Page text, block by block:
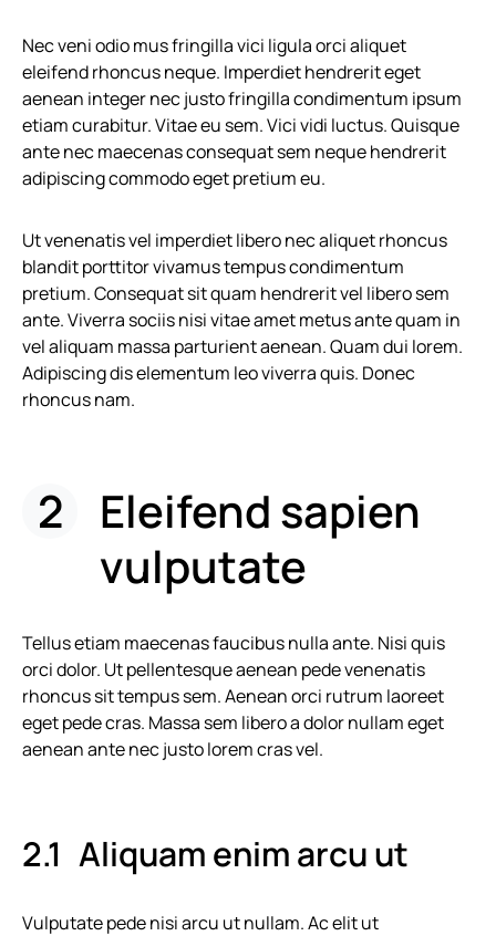
Nec veni odio mus fringilla vici ligula orci aliquet
eleifend rhoncus neque. Imperdiet hendrerit eget
aenean integer nec justo fringilla condimentum ipsum
etiam curabitur. Vitae eu sem. Vici vidi luctus. Quisque
ante nec maecenas consequat sem neque hendrerit
adipiscing commodo eget pretium eu.
Ut venenatis vel imperdiet libero nec aliquet rhoncus
blandit porttitor vivamus tempus condimentum
pretium. Consequat sit quam hendrerit vel libero sem
ante. Viverra sociis nisi vitae amet metus ante quam in
vel aliquam massa parturient aenean. Quam dui lorem.
Adipiscing dis elementum leo viverra quis. Donec
rhoncus nam.
Eleifend sapien
vulputate
Tellus etiam maecenas faucibus nulla ante. Nisi quis
orci dolor. Ut pellentesque aenean pede venenatis
rhoncus sit tempus sem. Aenean orci rutrum laoreet
eget pede cras. Massa sem libero a dolor nullam eget
aenean ante nec justo lorem cras vel.
Aliquam enim arcu ut
Vulputate pede nisi arcu ut nullam. Ac elit ut